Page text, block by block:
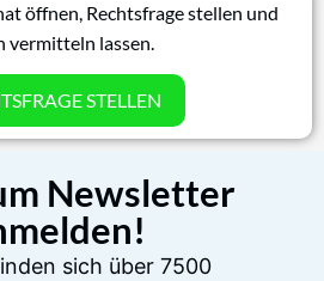
öffnen, Rechtsfrage stellen und
vermitteln lassen.
STELLEN
Newsletter
sich über 7500